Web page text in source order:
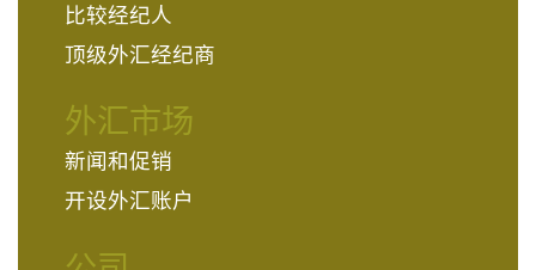
比较经纪人
顶级外汇经纪商
外汇市场
新闻和促销
开设外汇账户